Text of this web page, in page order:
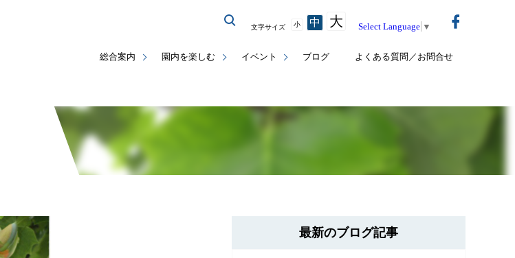
総合案内 園内を楽しむ イベント ブログ よくある質問／お問合せ
文字サイズ 小 中 大 Select Language ▼
最新のブログ記事